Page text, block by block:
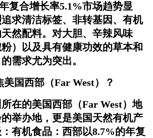
复合增长率5.1%市场趋势显
求清洁标签、非转基因、有机
然配料。对大胆、辛辣风味
粉）以及具有健康功效的草本和
需求尤为突出。
国西部（Far West）？
在的美国西部（Far West）地
举办地，更是美国天然有机产
有机食品：西部以8.7%的年复